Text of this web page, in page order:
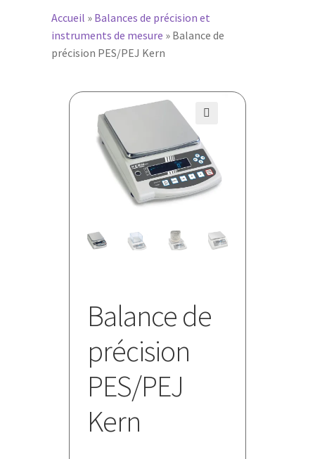
Accueil » Balances de précision et
instruments de mesure » Balance de
précision PES/PEJ Kern
Balance de
précision
PES/PEJ
Kern